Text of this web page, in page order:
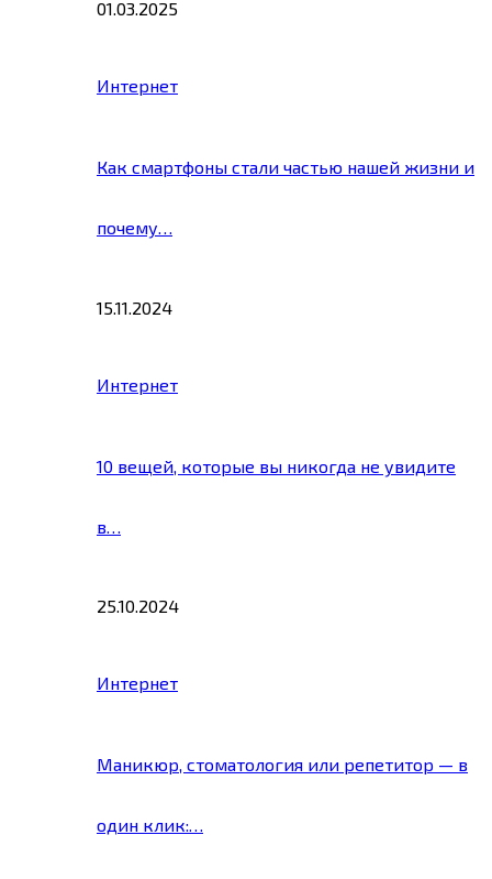
01.03.2025
Интернет
Как смартфоны стали частью нашей жизни и
почему…
15.11.2024
Интернет
10 вещей, которые вы никогда не увидите
в…
25.10.2024
Интернет
Маникюр, стоматология или репетитор — в
один клик:…